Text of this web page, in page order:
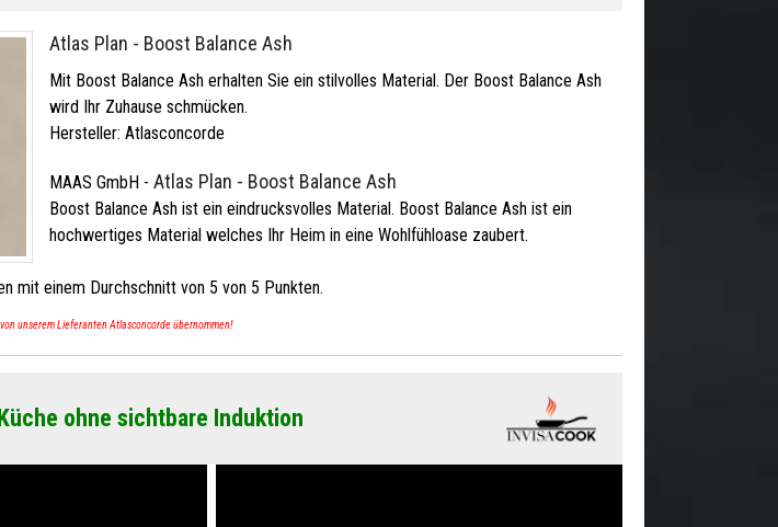
Atlas Plan - Boost Balance Ash
Mit Boost Balance Ash erhalten Sie ein stilvolles Material. Der Boost Balance Ash
wird Ihr Zuhause schmücken.
Hersteller: Atlasconcorde
MAAS GmbH - Atlas Plan - Boost Balance Ash
Boost Balance Ash ist ein eindrucksvolles Material. Boost Balance Ash ist ein
hochwertiges Material welches Ihr Heim in eine Wohlfühloase zaubert.
mit einem Durchschnitt von 5 von 5 Punkten.
unserem Lieferanten Atlasconcorde übernommen!
ohne sichtbare Induktion